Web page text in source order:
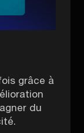
grâce à
du